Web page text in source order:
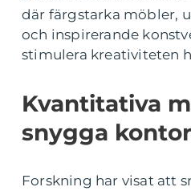
där färgstarka möbler,
och inspirerande
stimulera kreativiteten
Kvantitativa
snygga kontor
Forskning har visat att